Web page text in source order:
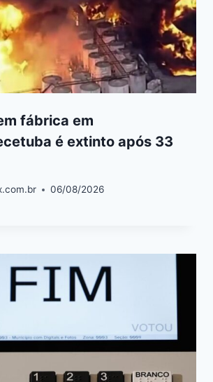
fábrica em
é extinto após 33
06/08/2026